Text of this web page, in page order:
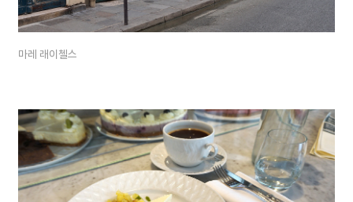
마레 래이첼스